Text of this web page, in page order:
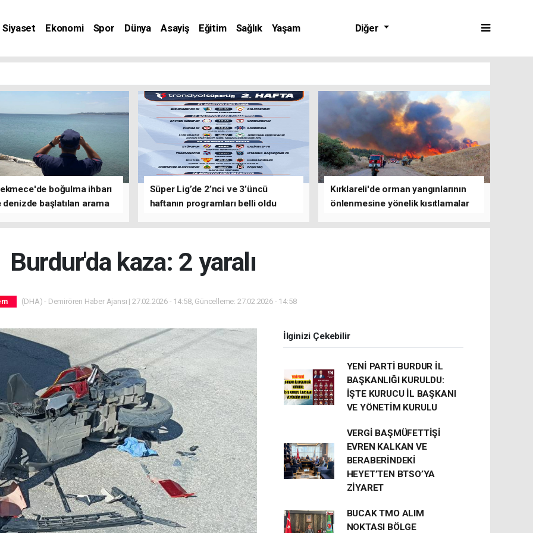
Siyaset Ekonomi Spor Dünya Asayiş Eğitim Sağlık
Yaşam
Diğer
boğulma ihbarı
başlatılan arama
Süper Lig’de 2’nci ve 3’üncü
haftanın programları belli oldu
Kırklareli'de orman yangınlarının
önlenmesine yönelik kısıtlamalar
Burdur'da kaza: 2 yaralı
(DHA) - Demirören Haber Ajansı | 27.02.2026 - 14:58, Güncelleme: 27.02.2026 - 14:58
İlginizi Çekebilir
YENİ PARTİ BURDUR İL
BAŞKANLIĞI KURULDU:
İŞTE KURUCU İL BAŞKANI
VE YÖNETİM KURULU
VERGİ BAŞMÜFETTİŞİ
EVREN KALKAN VE
BERABERİNDEKİ
HEYET’TEN BTSO’YA
ZİYARET
BUCAK TMO ALIM
NOKTASI BÖLGE